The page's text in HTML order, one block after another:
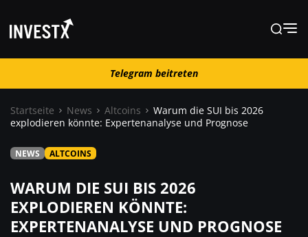
Telegram beitreten
Lernen
Trading
Telegram beitreten
Startseite News Altcoins
Warum die SUI bis 2026
explodieren könnte: Expertenanalyse und Prognose
NEWS ALTCOINS
WARUM DIE SUI BIS 2026
EXPLODIEREN KÖNNTE:
EXPERTENANALYSE UND PROGNOSE